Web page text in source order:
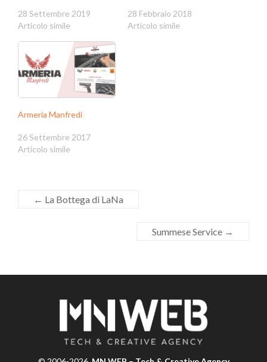
28 Settembre 2019
Articolo simile
28 Febbraio 2018
Articolo simile
Armeria Manfredi
26 Settembre 2017
Articolo simile
← La Bottega di LaNa
Summese Service →